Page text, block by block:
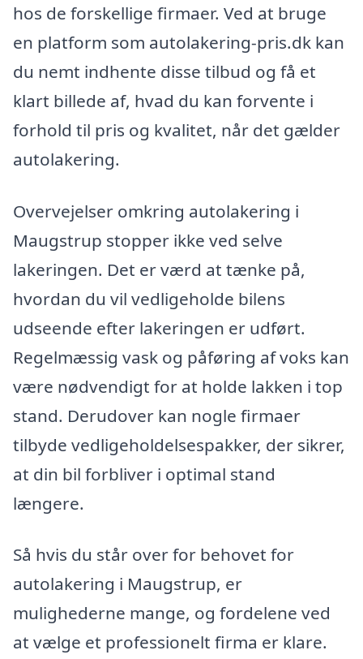
hos de forskellige firmaer. Ved at bruge
en platform som autolakering-pris.dk kan
du nemt indhente disse tilbud og få et
klart billede af, hvad du kan forvente i
forhold til pris og kvalitet, når det gælder
autolakering.
Overvejelser omkring autolakering i
Maugstrup stopper ikke ved selve
lakeringen. Det er værd at tænke på,
hvordan du vil vedligeholde bilens
udseende efter lakeringen er udført.
Regelmæssig vask og påføring af voks kan
være nødvendigt for at holde lakken i top
stand. Derudover kan nogle firmaer
tilbyde vedligeholdelsespakker, der sikrer,
at din bil forbliver i optimal stand
længere.
Så hvis du står over for behovet for
autolakering i Maugstrup, er
mulighederne mange, og fordelene ved
at vælge et professionelt firma er klare.